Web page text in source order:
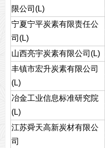
限公司(L)
宁夏宁平炭素有限责任公
司(L)
山西亮宇炭素有限公司(L)
丰镇市宏升炭素有限公司
(L)
冶金工业信息标准研究院
(L)
江苏舜天高新炭材有限公
司